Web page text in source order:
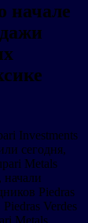
начале
Investments
сегодня,
Metals
начали
Piedras
Verdes
Metals.